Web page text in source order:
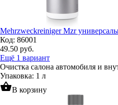
Mehrzweckreiniger Mzr
Код: 86001
49.50 руб.
Ещё 1 вариант
Очистка салона автомобиля и
Упаковка: 1 л
shopping_basketВ корзину